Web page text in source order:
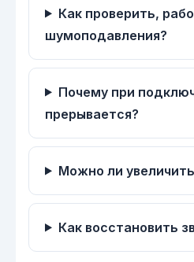
Как проверить,
шумоподавления?
Почему при
прерывается?
Можно ли
Как восстановить